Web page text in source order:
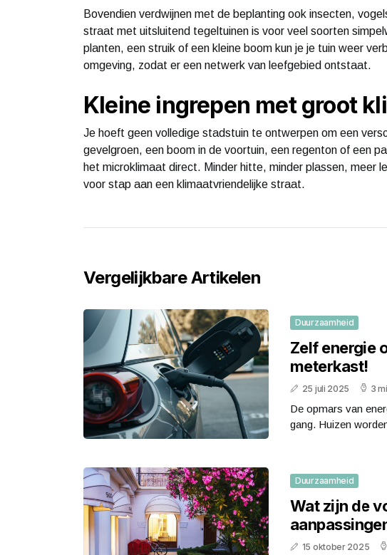
Bovendien verdwijnen met de beplanting ook insecten,
straat met uitsluitend tegeltuinen is voor veel soorten
planten, een struik of een kleine boom kun je je tuin weer
omgeving, zodat er een netwerk van leefgebied ontstaat.
Kleine ingrepen met groot
Je hoeft geen volledige stadstuin te ontwerpen om een
gevelgroen, een boom in de voortuin, een regenton of een
het microklimaat direct. Minder hitte, minder plassen, meer
voor stap aan een klimaatvriendelijke straat.
Vergelijkbare Artikelen
Duurzaamheid
Zelf energie
meterkast!
25 juli 2025 3
De opmars van
gang. Huizen
Duurzaamheid
Wat zijn de
15 oktober 2025